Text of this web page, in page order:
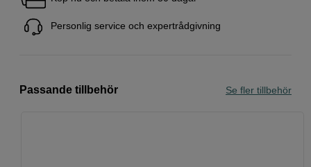
Personlig service och expertrådgivning
Passande tillbehör Se fler tillbehör